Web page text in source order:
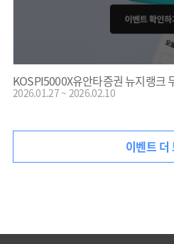
KOSPI5000X유안타증권 뉴지랭크
2026.01.27 ~ 2026.02.10
이벤트 더